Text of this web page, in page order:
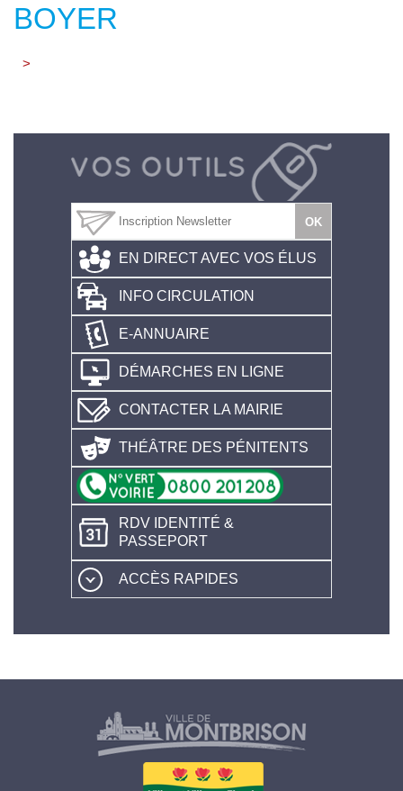
BOYER
>
EN DIRECT AVEC VOS ÉLUS
INFO CIRCULATION
E-ANNUAIRE
DÉMARCHES EN LIGNE
CONTACTER LA MAIRIE
THÉÂTRE DES PÉNITENTS
RDV IDENTITÉ &
PASSEPORT
ACCÈS RAPIDES